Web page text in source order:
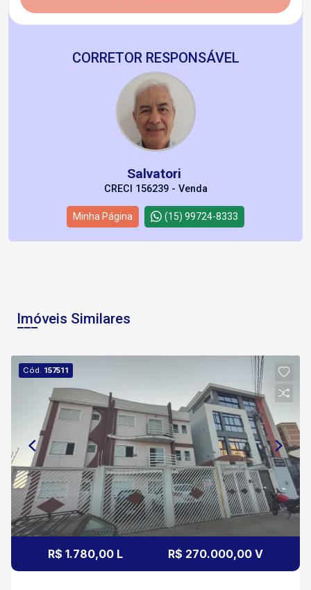
CORRETOR RESPONSÁVEL
Salvatori
CRECI 156239 - Venda
Minha Página (15) 99724-8333
Imóveis Similares
Cód. 157511
R$ 1.780,00 L R$ 270.000,00 V